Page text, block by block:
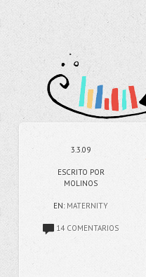
3.3.09
ESCRITO POR
MOLINOS
EN: MATERNITY
14 COMENTARIOS